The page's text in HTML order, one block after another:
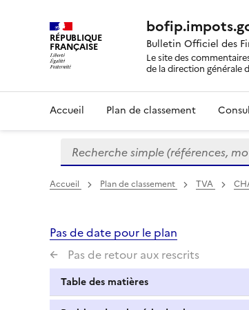
RÉPUBLIQUE
FRANÇAISE Bulletin Officiel des
Le site des
de la direction générale
Accueil Plan de classement
Formulaire
de
recherche
Recherche simple (références,
Accueil Plan de classement TVA
Pas de date pour le plan
Pas de retour aux rescrits
Table des matières